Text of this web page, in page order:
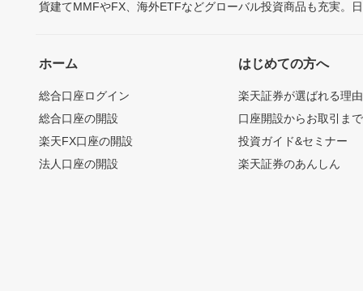
貨建てMMFやFX、海外ETFなどグローバル投資商品も充実。
ホーム
総合口座ログイン
総合口座の開設
楽天FX口座の開設
法人口座の開設
はじめての方へ
楽天証券が選ばれる理由
口座開設からお取引ま
投資ガイド&セミナー
楽天証券のあんしん